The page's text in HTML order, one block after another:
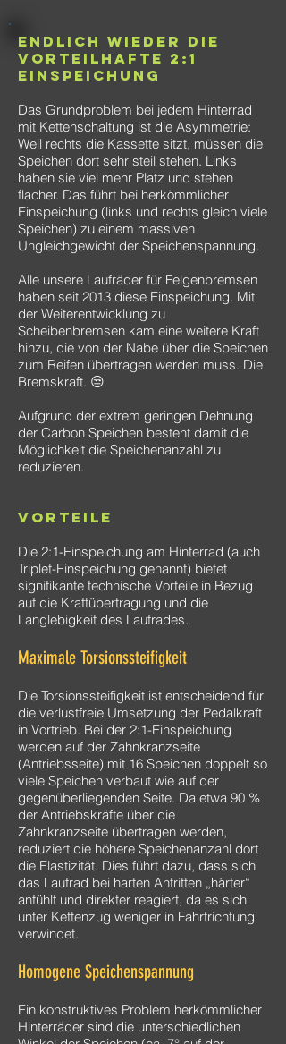
Endlich wieder die
vorteilhafte 2:1
Einspeichung
Das Grundproblem bei jedem Hinterrad
mit Kettenschaltung ist die Asymmetrie:
Weil rechts die Kassette sitzt, müssen die
Speichen dort sehr steil stehen. Links
haben sie viel mehr Platz und stehen
flacher. Das führt bei herkömmlicher
Einspeichung (links und rechts gleich viele
Speichen) zu einem massiven
Ungleichgewicht der Speichenspannung.
Alle unsere Laufräder für Felgenbremsen
haben seit 2013 diese Einspeichung. Mit
der Weiterentwicklung zu
Scheibenbremsen kam eine weitere Kraft
hinzu, die von der Nabe über die Speichen
zum Reifen übertragen werden muss. Die
Bremskraft. 😒
Aufgrund der extrem geringen Dehnung
der Carbon Speichen besteht damit die
Möglichkeit die Speichenanzahl zu
reduzieren.
Vorteile
Die 2:1-Einspeichung am Hinterrad (auch
Triplet-Einspeichung genannt) bietet
signifikante technische Vorteile in Bezug
auf die Kraftübertragung und die
Langlebigkeit des Laufrades.
​Maximale Torsionssteifigkeit
Die Torsionssteifigkeit ist entscheidend für
die verlustfreie Umsetzung der Pedalkraft
in Vortrieb. Bei der 2:1-Einspeichung
werden auf der Zahnkranzseite
(Antriebsseite) mit 16 Speichen doppelt so
viele Speichen verbaut wie auf der
gegenüberliegenden Seite. Da etwa 90 %
der Antriebskräfte über die
Zahnkranzseite übertragen werden,
reduziert die höhere Speichenanzahl dort
die Elastizität. Dies führt dazu, dass sich
das Laufrad bei harten Antritten „härter“
anfühlt und direkter reagiert, da es sich
unter Kettenzug weniger in Fahrtrichtung
verwindet.
Homogene Speichenspannung
Ein konstruktives Problem herkömmlicher
Hinterräder sind die unterschiedlichen